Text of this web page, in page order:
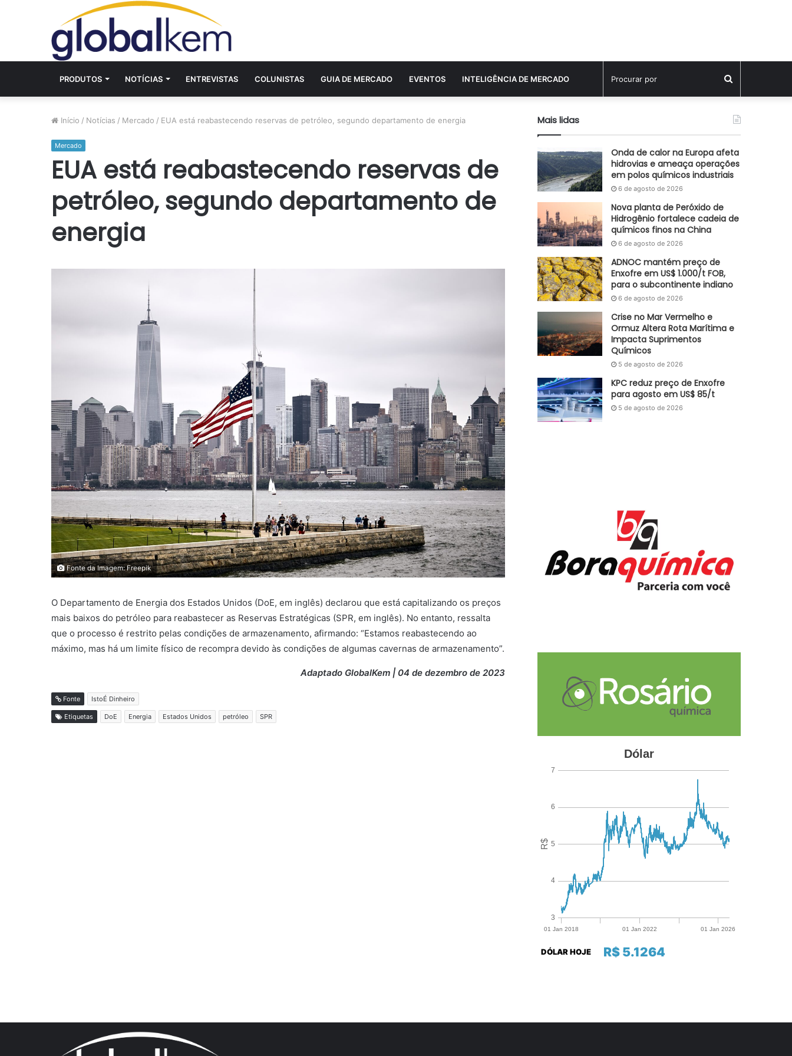
PRODUTOS NOTÍCIAS ENTREVISTAS COLUNISTAS GUIA DE MERCADO EVENTOS INTELIGÊNCIA DE MERCADO
por
Início / Notícias / Mercado / EUA está reabastecendo reservas de petróleo, segundo departamento de energia
Mercado
EUA está reabastecendo reservas de
petróleo, segundo departamento de
energia
Fonte da Imagem: Freepik
O Departamento de Energia dos Estados Unidos (DoE, em inglês) declarou que está capitalizando os preços
mais baixos do petróleo para reabastecer as Reservas Estratégicas (SPR, em inglês). No entanto, ressalta
que o processo é restrito pelas condições de armazenamento, afirmando: “Estamos reabastecendo ao
máximo, mas há um limite físico de recompra devido às condições de algumas cavernas de armazenamento”.
Adaptado GlobalKem | 04 de dezembro de 2023
Fonte IstoÉ Dinheiro
Etiquetas DoE Energia Estados Unidos petróleo SPR
Mais lidas
Onda de calor na Europa afeta
hidrovias e ameaça operações
em polos químicos industriais
6 de agosto de 2026
Nova planta de Peróxido de
Hidrogênio fortalece cadeia de
químicos finos na China
6 de agosto de 2026
ADNOC mantém preço de
Enxofre em US$ 1.000/t FOB,
para o subcontinente indiano
6 de agosto de 2026
Crise no Mar Vermelho e
Ormuz Altera Rota Marítima e
Impacta Suprimentos
Químicos
5 de agosto de 2026
KPC reduz preço de Enxofre
para agosto em US$ 85/t
5 de agosto de 2026
R$ 5.1264
DÓLAR HOJE